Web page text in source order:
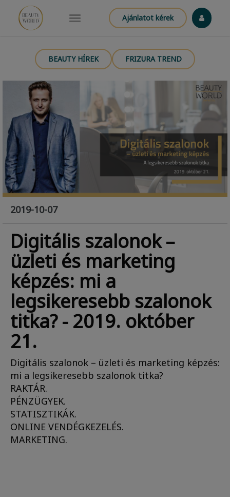
Ajánlatot kérek
BEAUTY HÍREK FRIZURA TREND
2019-10-07
Digitális szalonok –
üzleti és marketing
képzés: mi a
legsikeresebb szalonok
titka? - 2019. október
21.
Digitális szalonok – üzleti és marketing képzés:
mi a legsikeresebb szalonok titka?
RAKTÁR.
PÉNZÜGYEK.
STATISZTIKÁK.
ONLINE VENDÉGKEZELÉS.
MARKETING.